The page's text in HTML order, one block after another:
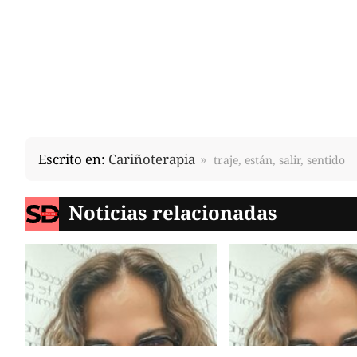
Escrito en: Cariñoterapia traje, están, salir, sentido
Noticias relacionadas